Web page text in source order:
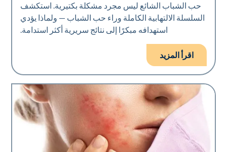
حب الشباب الشائع ليس مجرد مشكلة بكتيرية. استكشف
السلسلة الالتهابية الكاملة وراء حب الشباب — ولماذا يؤدي
استهدافه مبكرًا إلى نتائج سريرية أكثر استدامة.
اقرأ المزيد